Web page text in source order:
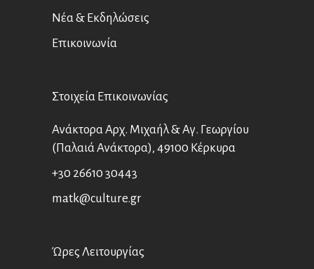
Νέα & Εκδηλώσεις
Επικοινωνία
Στοιχεία Επικοινωνίας
Ανάκτορα Αρχ. Μιχαήλ & Αγ. Γεωργίου
(Παλαιά Ανάκτορα), 49100 Κέρκυρα
+30 26610 30443
matk@culture.gr
Ώρες Λειτουργίας